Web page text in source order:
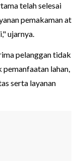
telah selesai
pemakaman at
ujarnya.
pelanggan tidak
lahan,
serta layanan